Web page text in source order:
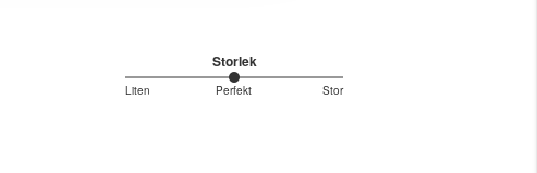
Storlek
Liten Perfekt Stor
3